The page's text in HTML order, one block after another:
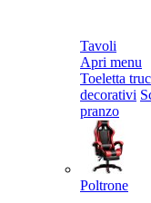
Tavoli
Apri menu
Toeletta
decorativi
pranzo
Poltrone